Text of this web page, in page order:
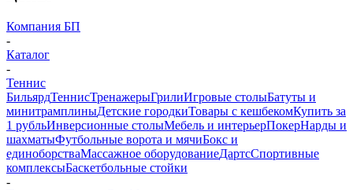
Компания БП
-
Каталог
-
Теннис
БильярдТеннисТренажерыГрилиИгровые столыБатуты и
минитрамплиныДетские городкиТовары с кешбекомКупить за
1 рубльИнверсионные столыМебель и интерьерПокерНарды и
шахматыФутбольные ворота и мячиБокс и
единоборстваМассажное оборудованиеДартсСпортивные
комплексыБаскетбольные стойки
-